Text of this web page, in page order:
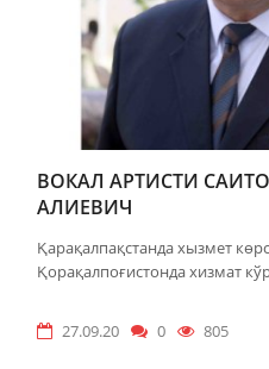
ВОКАЛ АРТИСТИ
АЛИЕВИЧ
Қарақалпақстанда хызмет
Қорақалпоғистонда хизмат
27.09.20 0 805